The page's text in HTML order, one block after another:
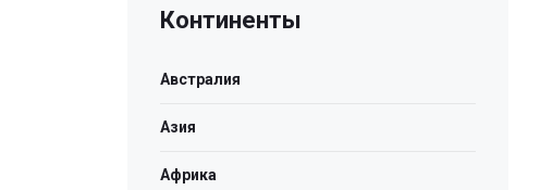
Континенты
Австралия
Азия
Африка